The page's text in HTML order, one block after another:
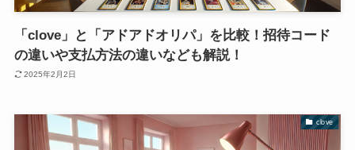
「clove」と「アドアドオリパ」を比較！招待コード
の違いや支払方法の違いなども解説！
2025年2月2日
clove